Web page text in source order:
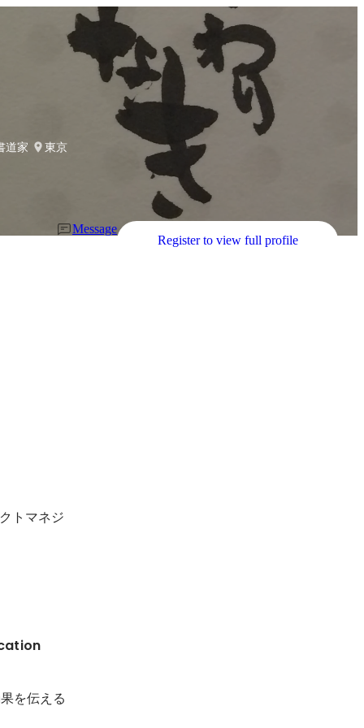
道家
東京
Message
Register to view full profile
トマネジ
を伝える